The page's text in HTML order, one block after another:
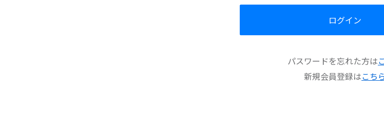
ログイン
パスワードを忘れた方は
新規会員登録はこち